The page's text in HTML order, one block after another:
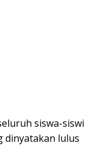
siswa-siswi
dinyatakan lulus